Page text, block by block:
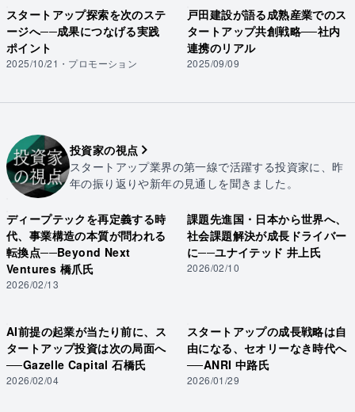
スタートアップ探索を次のステ
ージへ──成果につなげる実践
ポイント
2025/10/21 ・ プロモーション
戸田建設が語る成熟産業でのス
タートアップ共創戦略──社内
連携のリアル
2025/09/09
投資家の視点
スタートアップ業界の第一線で活躍する投資家に、昨
年の振り返りや新年の見通しを聞きました。
ディープテックを再定義する時
代、事業構造の本質が問われる
転換点──Beyond Next
Ventures 橋爪氏
2026/02/13
課題先進国・日本から世界へ、
社会課題解決が成長ドライバー
に──ユナイテッド 井上氏
2026/02/10
AI前提の起業が当たり前に、ス
タートアップ投資は次の局面へ
──Gazelle Capital 石橋氏
2026/02/04
スタートアップの成長戦略は自
由になる、セオリーなき時代へ
──ANRI 中路氏
2026/01/29